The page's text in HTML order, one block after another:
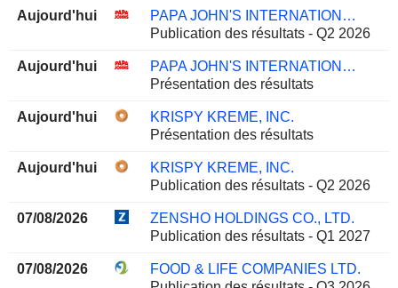
Aujourd'hui
PAPA JOHN'S INTERNATIONAL, INC.
Publication des résultats - Q2 2026
Aujourd'hui
PAPA JOHN'S INTERNATIONAL, INC.
Présentation des résultats
Aujourd'hui
KRISPY KREME, INC.
Présentation des résultats
Aujourd'hui
KRISPY KREME, INC.
Publication des résultats - Q2 2026
07/08/2026
ZENSHO HOLDINGS CO., LTD.
Publication des résultats - Q1 2027
07/08/2026
FOOD & LIFE COMPANIES LTD.